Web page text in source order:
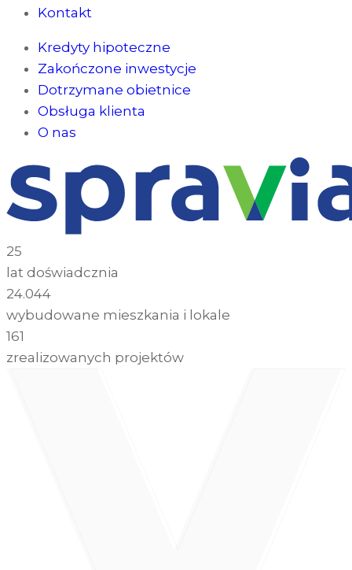
Kontakt
Kredyty hipoteczne
Zakończone inwestycje
Dotrzymane obietnice
Obsługa klienta
O nas
25
lat doświadcznia
24.044
wybudowane mieszkania i lokale
161
zrealizowanych projektów